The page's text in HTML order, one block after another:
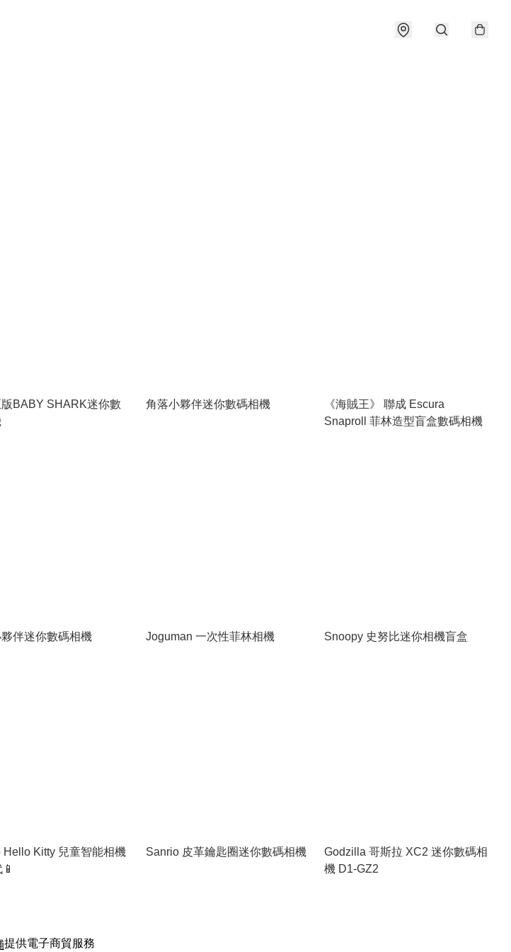
版BABY SHARK迷你數
角落小夥伴迷你數碼相機
《海賊王》 聯成 Escura
Snaproll 菲林造型盲盒數碼相機
伴迷你數碼相機 Joguman 一次性菲林相機 Snoopy 史努比迷你相機盲盒
Hello Kitty 兒童智能相機
Sanrio 皮革鑰匙圈迷你數碼相機
Godzilla 哥斯拉 XC2 迷你數碼相
機 D1-GZ2
提供電子商貿服務